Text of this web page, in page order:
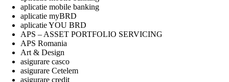
aplicatie mobile banking
aplicatie myBRD
aplicatie YOU BRD
APS – ASSET PORTFOLIO SERVICING
APS Romania
Art & Design
asigurare casco
asigurare Cetelem
asigurare credit